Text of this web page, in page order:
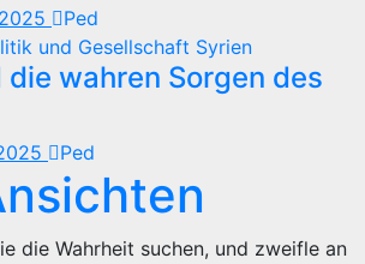
Ped
und Gesellschaft Syrien
die wahren Sorgen des
Ped
die Wahrheit suchen, und zweifle an